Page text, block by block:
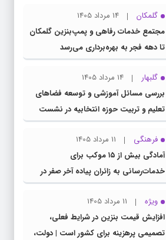
گلمکان
14 مرداد 1405
مجتمع خدمات رفاهی و پمپ‌بنزین گلمکان
تا دهه فجر به بهره‌برداری می‌رسد
گلبهار
14 مرداد 1405
بررسی مسائل آموزشی و توسعه فضاهای
تعلیم و تربیت حوزه انتخابیه در نشست
مشترک عضو کمیسیون آموزش مجلس با
مدیرکل آموزش و پرورش خراسان رضوی
فرهنگی
11 مرداد 1405
آمادگی بیش از ۱۵ موکب برای
خدمات‌رسانی به زائران پیاده آخر صفر در
شهرستان چناران
ویژه
11 مرداد 1405
افزایش قیمت بنزین در شرایط فعلی،
تصمیمی پرهزینه برای کشور است | دولت،